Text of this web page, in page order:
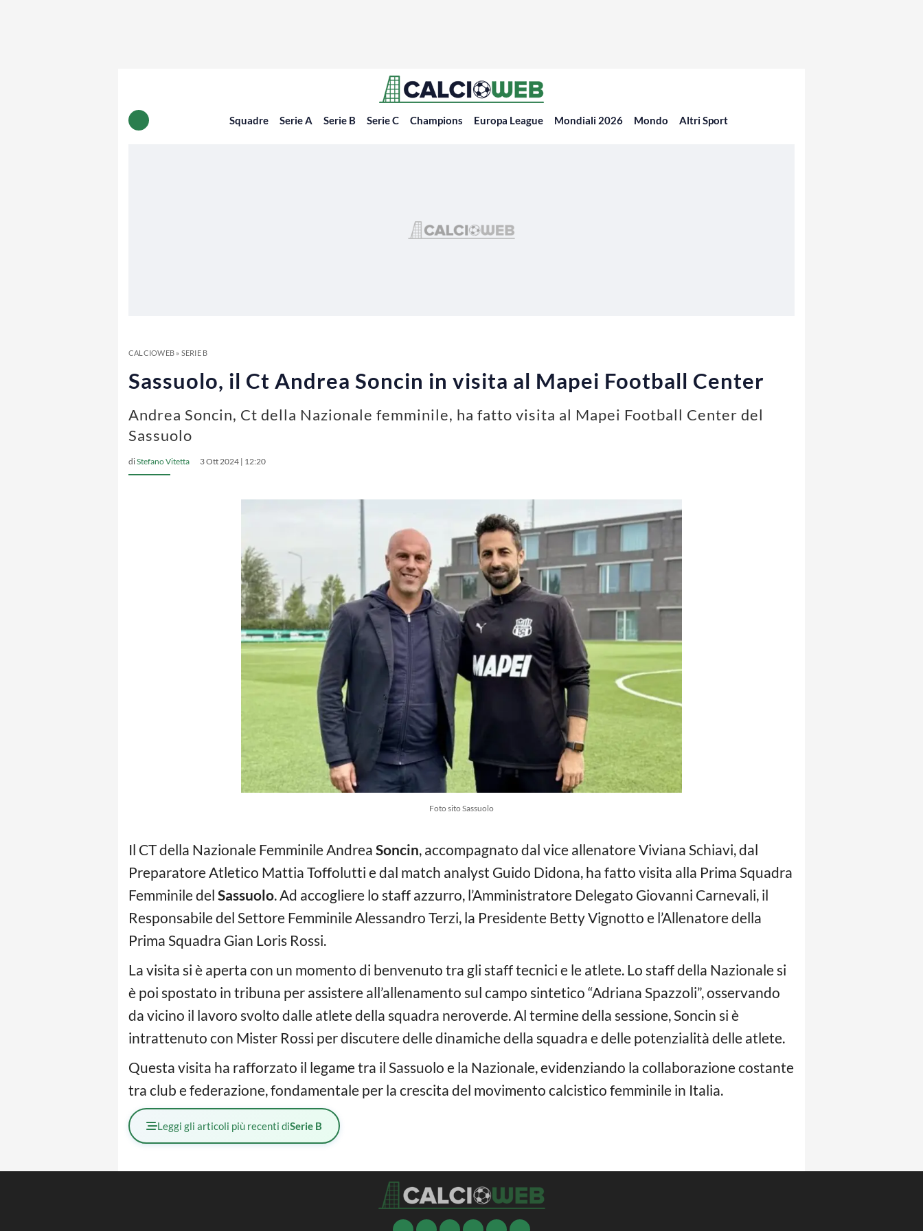
Squadre Serie A Serie B Serie C Champions Europa League Mondiali 2026 Mondo Altri Sport
CALCIOWEB» SERIE B
Sassuolo, il Ct Andrea Soncin in visita al Mapei Football Center
Andrea Soncin, Ct della Nazionale femminile, ha fatto visita al Mapei Football Center del
Sassuolo
diStefano Vitetta 3 Ott 2024 | 12:20
Foto sito Sassuolo
Il CT della Nazionale Femminile Andrea Soncin, accompagnato dal vice allenatore Viviana Schiavi, dal
Preparatore Atletico Mattia Toffolutti e dal match analyst Guido Didona, ha fatto visita alla Prima Squadra
Femminile del Sassuolo. Ad accogliere lo staff azzurro, l’Amministratore Delegato Giovanni Carnevali, il
Responsabile del Settore Femminile Alessandro Terzi, la Presidente Betty Vignotto e l’Allenatore della
Prima Squadra Gian Loris Rossi.
La visita si è aperta con un momento di benvenuto tra gli staff tecnici e le atlete. Lo staff della Nazionale si
è poi spostato in tribuna per assistere all’allenamento sul campo sintetico “Adriana Spazzoli”, osservando
da vicino il lavoro svolto dalle atlete della squadra neroverde. Al termine della sessione, Soncin si è
intrattenuto con Mister Rossi per discutere delle dinamiche della squadra e delle potenzialità delle atlete.
Questa visita ha rafforzato il legame tra il Sassuolo e la Nazionale, evidenziando la collaborazione costante
tra club e federazione, fondamentale per la crescita del movimento calcistico femminile in Italia.
Leggi gli articoli più recenti diSerie B